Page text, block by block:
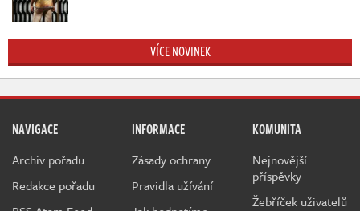
VÍCE NOVINEK
NAVIGACE
Archiv pořadu
Redakce pořadu
INFORMACE
Zásady ochrany
Pravidla užívání
KOMUNITA
Nejnovější
příspěvky
Žebříček uživatelů